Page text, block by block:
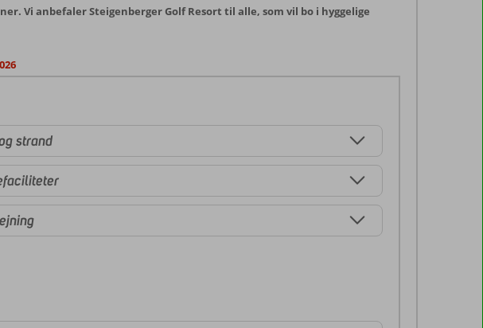
Vi anbefaler Steigenberger Golf Resort til alle, som vil bo i hyggelige
strand